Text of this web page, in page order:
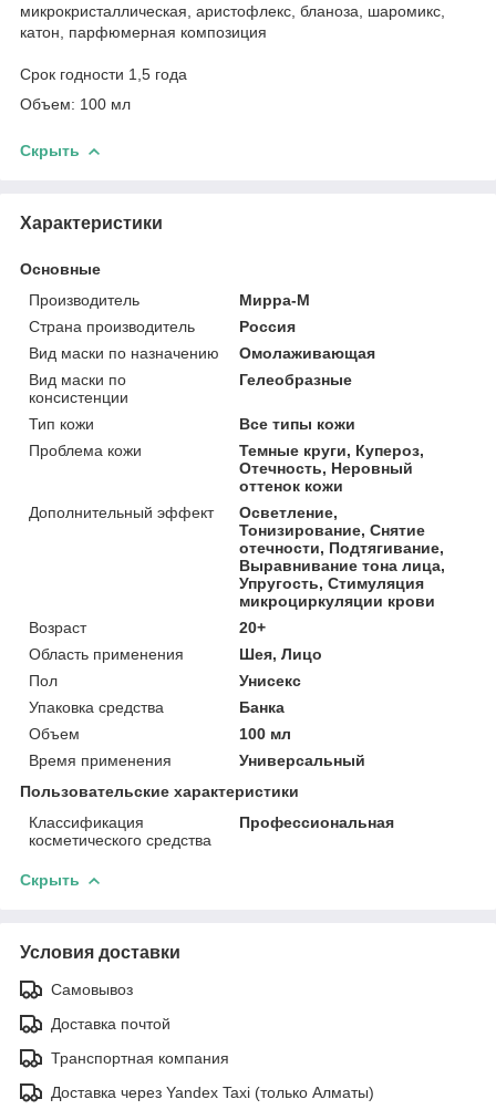
микрокристаллическая, аристофлекс, бланоза, шаромикс,
катон, парфюмерная композиция
Срок годности 1,5 года
Объем: 100 мл
Скрыть
Характеристики
Основные
Производитель
Мирра-М
Страна производитель
Россия
Вид маски по назначению
Омолаживающая
Вид маски по
консистенции
Гелеобразные
Тип кожи
Все типы кожи
Проблема кожи
Темные круги, Купероз,
Отечность, Неровный
оттенок кожи
Дополнительный эффект
Осветление,
Тонизирование, Снятие
отечности, Подтягивание,
Выравнивание тона лица,
Упругость, Стимуляция
микроциркуляции крови
Возраст
20+
Область применения
Шея, Лицо
Пол
Унисекс
Упаковка средства
Банка
Объем
100 мл
Время применения
Универсальный
Пользовательские характеристики
Классификация
косметического средства
Профессиональная
Скрыть
Условия доставки
Самовывоз
Доставка почтой
Транспортная компания
Доставка через Yandex Taxi (только Алматы)